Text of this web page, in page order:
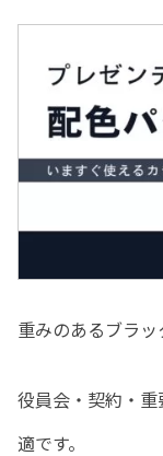
重みのあるブラッ
役員会・契約・
適です。